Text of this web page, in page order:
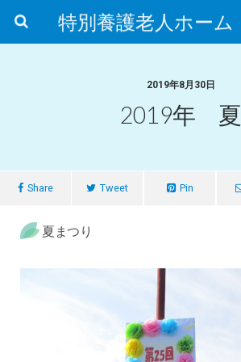
2019年8月30日
2019年 夏
Share Tweet Pin
夏まつり